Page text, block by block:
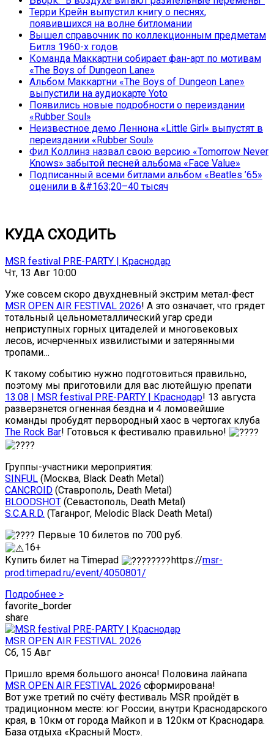
Терри Крейн выпустил книгу о песнях,
появившихся на волне битломании
Вышел справочник по коллекционным предметам
Битлз 1960-х годов
Команда Маккартни собирает фан-арт по мотивам
«The Boys of Dungeon Lane»
Альбом Маккартни «The Boys of Dungeon Lane»
выпустили на аудиокарте Yoto
Появились новые подробности о переиздании
«Rubber Soul»
Неизвестное демо Леннона «Little Girl» выпустят в
переиздании «Rubber Soul»
Фил Коллинз назвал свою версию «Tomorrow Never
Knows» забытой песней альбома «Face Value»
Подписанный всеми битлами альбом «Beatles ’65»
оценили в &#163;20–40 тысяч
КУДА СХОДИТЬ
MSR festival PRE-PARTY | Краснодар
Чт, 13 Авг 10:00
Уже совсем скоро двухдневный экстрим метал-фест
MSR OPEN AIR FESTIVAL 2026! А это означает, что грядет
тотальный цельнометаллический угар среди
неприступных горных цитаделей и многовековых
лесов, исчерченных извилистыми и затерянными
тропами…
К такому событию нужно подготовиться правильно,
поэтому мы приготовили для вас лютейшую препати
13.08 | MSR festival PRE-PARTY | Краснодар! 13 августа
разверзнется огненная бездна и 4 ломовейшие
команды пробудят первородный хаос в чертогах клуба
The Rock Bar! Готовься к фестивалю правильно!
Группы-участники мероприятия:
SINFUL (Москва, Black Death Metal)
CANCROID (Ставрополь, Death Metal)
BLOODSHOT (Севастополь, Death Metal)
S.C.A.R.D. (Таганрог, Melodic Black Death Metal)
Первые 10 билетов по 700 руб.
16+
Купить билет на Timepad
https://msr-
prod.timepad.ru/event/4050801/
Подробнее >
favorite_border
share
MSR OPEN AIR FESTIVAL 2026
Сб, 15 Авг
Пришло время большого анонса! Половина лайнапа
MSR OPEN AIR FESTIVAL 2026 сформирована!
Вот уже третий по счёту фестиваль MSR пройдёт в
традиционном месте: юг России, внутри Краснодарского
края, в 10км от города Майкоп и в 120км от Краснодара.
База отдыха «Красный Мост».